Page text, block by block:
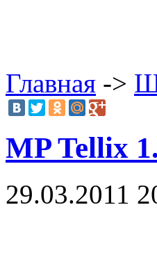
Главная ->
MP Tellix
29.03.2011